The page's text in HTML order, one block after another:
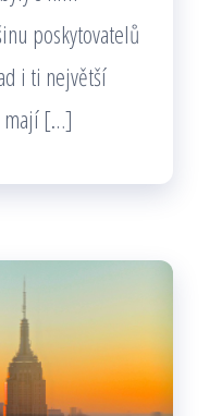
poskytovatelů
i ti největší
mají […]